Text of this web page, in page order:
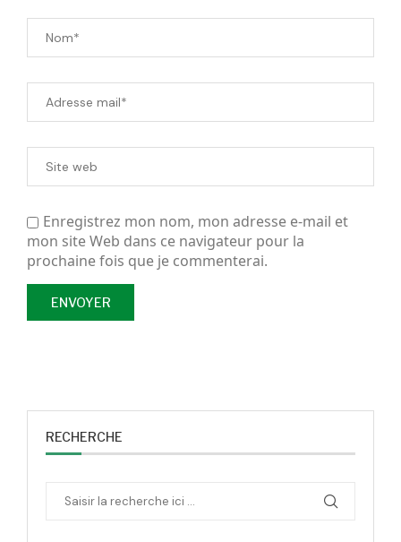
Enregistrez mon nom, mon adresse e-mail et
mon site Web dans ce navigateur pour la
prochaine fois que je commenterai.
RECHERCHE